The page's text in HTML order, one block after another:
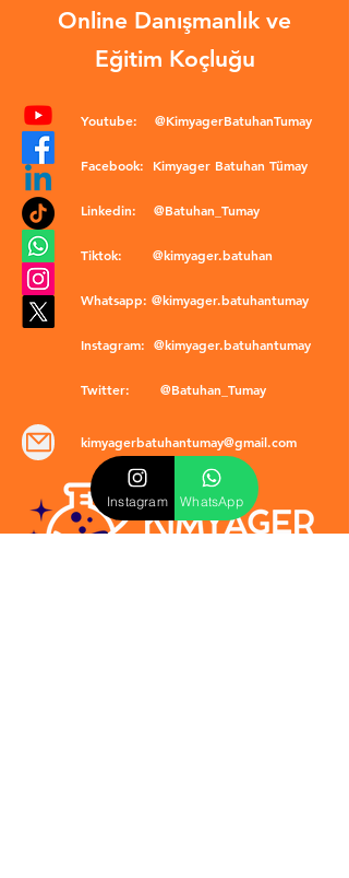
Online Danışmanlık ve
Eğitim Koçluğu
Youtube: @KimyagerBatuhanTumay
Facebook: Kimyager Batuhan Tümay
Linkedin: @Batuhan_Tumay
Tiktok: @kimyager.batuhan
Whatsapp: @kimyager.batuhantumay
Instagram: @kimyager.batuhantumay
Twitter: @Batuhan_Tumay
kimyagerbatuhantumay@gmail.com
Instagram WhatsApp